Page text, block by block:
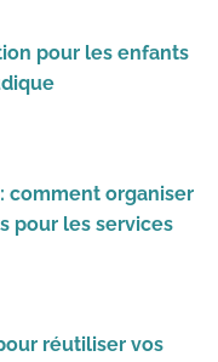
pour les enfants
comment organiser
pour les services
réutiliser vos